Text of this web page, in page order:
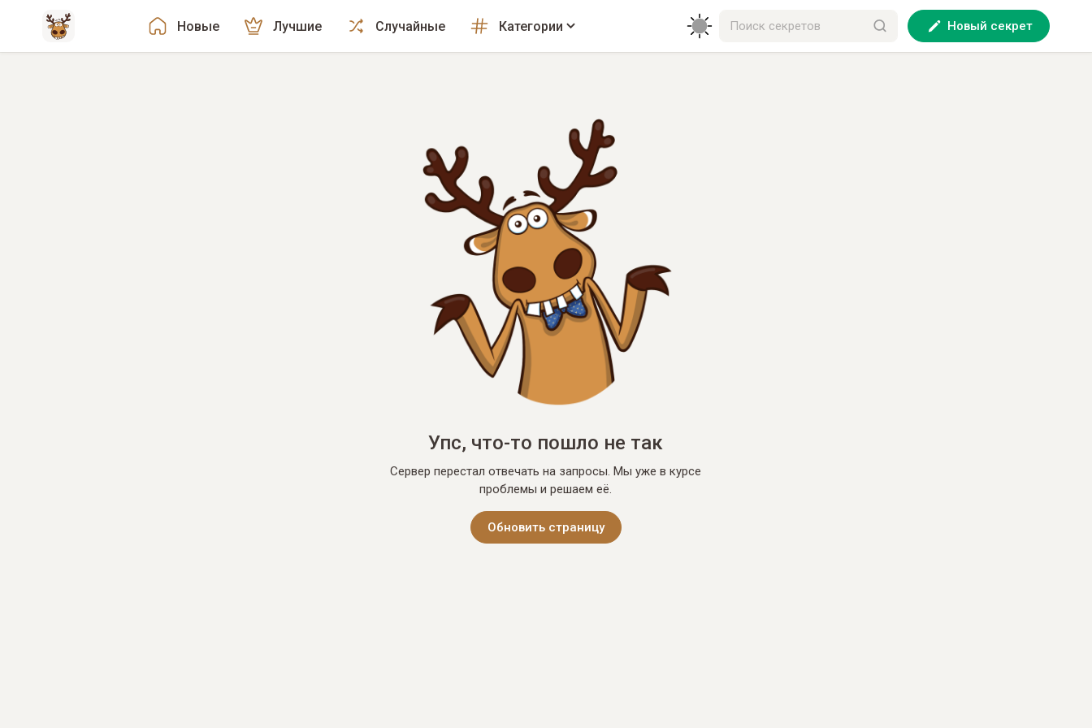
Новые Лучшие Случайные Категории Новый секрет
Упс, что-то пошло не так
Сервер перестал отвечать на запросы. Мы уже в курсе
проблемы и решаем её.
Обновить страницу